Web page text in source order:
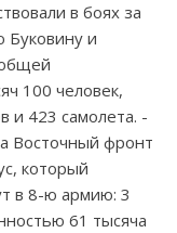
в боях за
Буковину и
100 человек,
и 423 самолета. -
Восточный фронт
который
в 8-ю армию: 3
61 тысяча